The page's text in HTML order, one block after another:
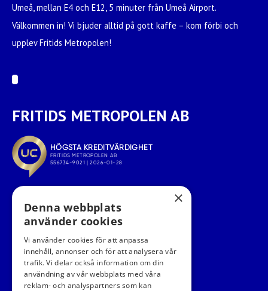
Umeå, mellan E4 och E12, 5 minuter från Umeå Airport.
Välkommen in! Vi bjuder alltid på gott kaffe – kom förbi och
upplev Fritids Metropolen!
FRITIDS METROPOLEN AB
FÖLJ OSS I SOCIALA MEDIER
×
Denna webbplats
använder cookies
Vi använder cookies för att anpassa
innehåll, annonser och för att analysera vår
trafik. Vi delar också information om din
användning av vår webbplats med våra
reklam- och analyspartners som kan